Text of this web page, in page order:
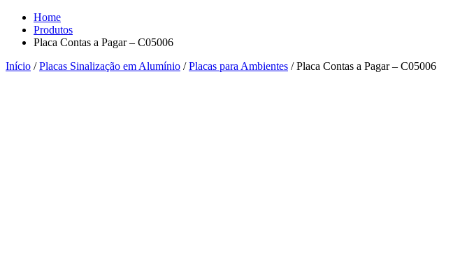
Home
Produtos
Placa Contas a Pagar – C05006
Início /Placas Sinalização em Alumínio /Placas para Ambientes / Placa Contas a Pagar – C05006